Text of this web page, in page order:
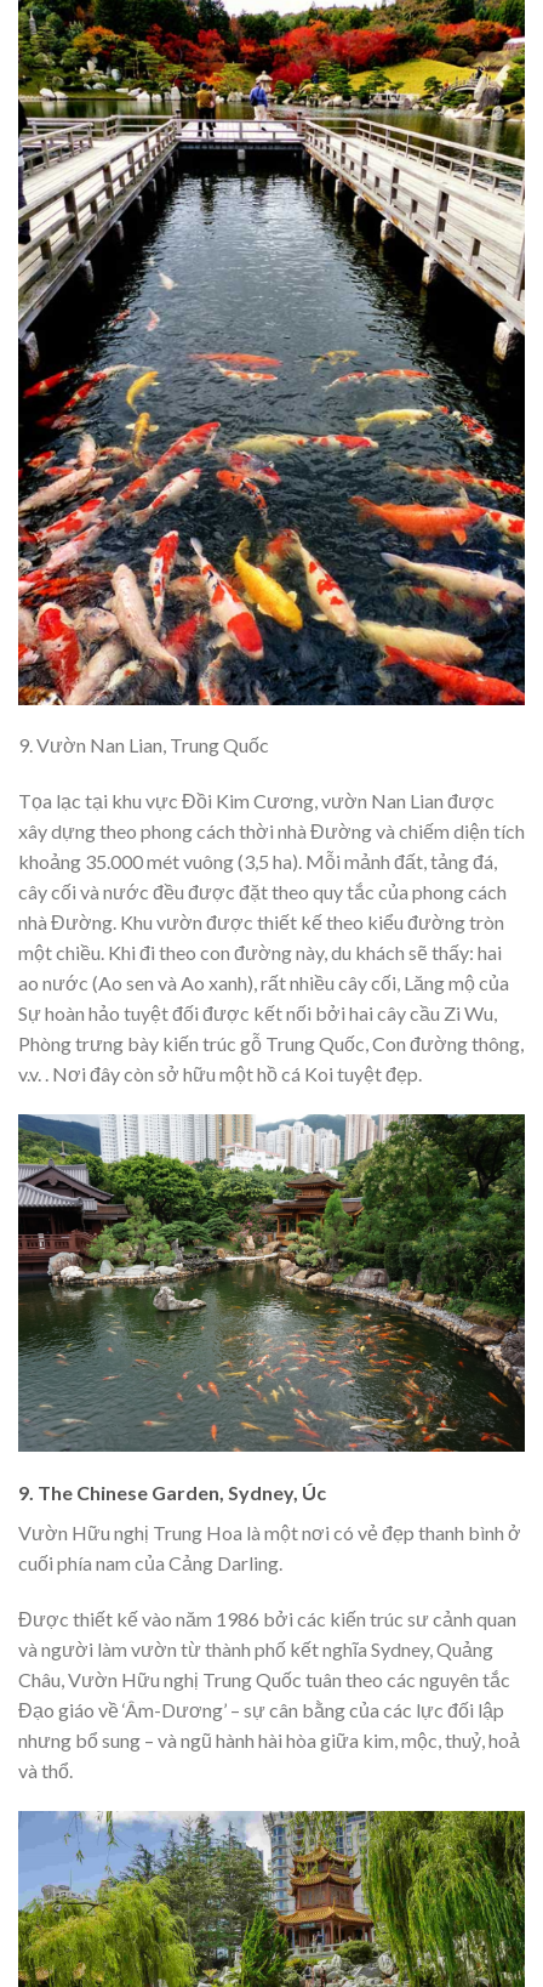
9. Vườn Nan Lian, Trung Quốc
Tọa lạc tại khu vực Đồi Kim Cương, vườn Nan Lian được
xây dựng theo phong cách thời nhà Đường và chiếm diện tích
khoảng 35.000 mét vuông (3,5 ha). Mỗi mảnh đất, tảng đá,
cây cối và nước đều được đặt theo quy tắc của phong cách
nhà Đường. Khu vườn được thiết kế theo kiểu đường tròn
một chiều. Khi đi theo con đường này, du khách sẽ thấy: hai
ao nước (Ao sen và Ao xanh), rất nhiều cây cối, Lăng mộ của
Sự hoàn hảo tuyệt đối được kết nối bởi hai cây cầu Zi Wu,
Phòng trưng bày kiến ​​trúc gỗ Trung Quốc, Con đường thông,
v.v. . Nơi đây còn sở hữu một hồ cá Koi tuyệt đẹp.
9. The Chinese Garden, Sydney, Úc
Vườn Hữu nghị Trung Hoa là một nơi có vẻ đẹp thanh bình ở
cuối phía nam của Cảng Darling.
Được thiết kế vào năm 1986 bởi các kiến ​​trúc sư cảnh quan
và người làm vườn từ thành phố kết nghĩa Sydney, Quảng
Châu, Vườn Hữu nghị Trung Quốc tuân theo các nguyên tắc
Đạo giáo về ‘Âm-Dương’ – sự cân bằng của các lực đối lập
nhưng bổ sung – và ngũ hành hài hòa giữa kim, mộc, thuỷ, hoả
và thổ.